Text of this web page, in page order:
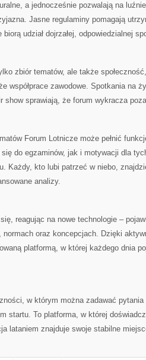
a jednocześnie pozwalają na
Jasne regulaminy pomagają
udział dojrzałej, odpowiedzialnej
zbiór tematów, ale także
współprace zawodowe. Spotkania na
show sprawiają, że forum wykracza
Forum Lotnicze może pełnić
do egzaminów, jak i motywacji dla
Każdy, kto lubi patrzeć w niebo,
analizy.
reagując na nowe technologie –
oraz koncepcjach. Dzięki
platformą, w której każdego dnia
w którym można zadawać
startu. To platforma, w której
lataniem znajduje swoje stabilne